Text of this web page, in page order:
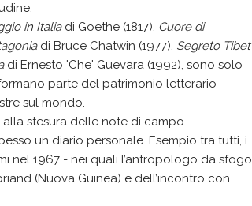
in Italiadi Goethe (1817), Cuore di
di Bruce Chatwin (1977), Segreto Tibet
di Ernesto 'Che' Guevara (1992), sono solo
parte del patrimonio letterario
sul mondo.
stesura delle note di campo
un diario personale. Esempio tra tutti, i
nel 1967 - nei quali l’antropologo da sfogo
(Nuova Guinea) e dell’incontro con